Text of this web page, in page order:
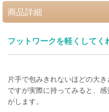
商品詳細
フットワークを軽くしてく
片手で包みきれないほどの大き
ですが実際に持ってみると、
がします。